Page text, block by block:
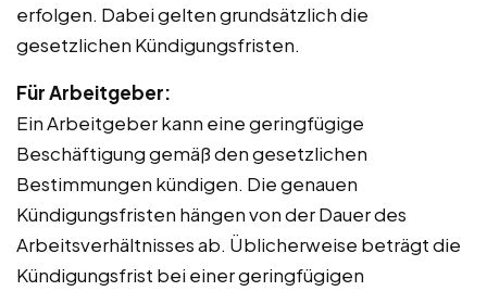
erfolgen. Dabei gelten grundsätzlich die
gesetzlichen Kündigungsfristen.
Für Arbeitgeber:
Ein Arbeitgeber kann eine geringfügige
Beschäftigung gemäß den gesetzlichen
Bestimmungen kündigen. Die genauen
Kündigungsfristen hängen von der Dauer des
Arbeitsverhältnisses ab. Üblicherweise beträgt die
Kündigungsfrist bei einer geringfügigen